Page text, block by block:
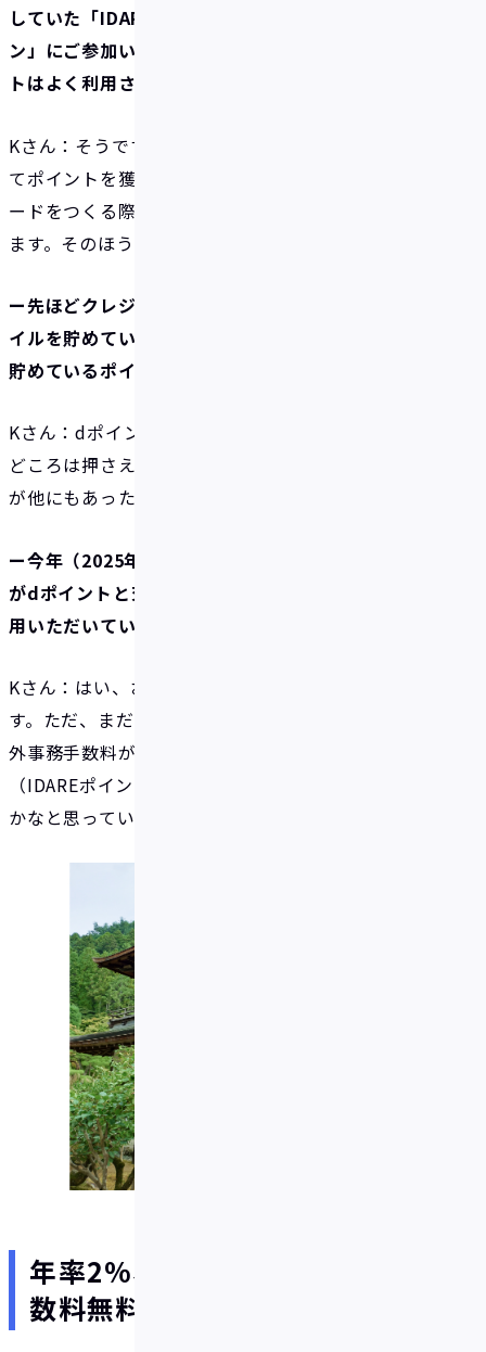
していた「IDAREカード発行手数料無料キャンペー
ン」にご参加いただいた流れですね。ポイントサイ
トはよく利用されているのですか？
Kさん：そうですね。ちょこちょこアンケートに答え
てポイントを獲得したり、あとは新たにクレジットカ
ードをつくる際は必ずポイントサイト経由にしてい
ます。そのほうがおトクですから。
ー先ほどクレジットカード決済のポイント還元でマ
イルを貯めているというお話もありましたが、他に
貯めているポイントはありますか？
Kさん：dポイント、Vポイント、楽天ポイントと大手
どころは押さえています。あと貯まっているポイント
が他にもあった気がしますが。
ー今年（2025年7月）からIDAREのボーナスポイント
がdポイントと交換できるようになりましたが、ご利
用いただいていますか？
Kさん：はい、お知らせが出ていたので確認していま
す。ただ、まだ交換はしていません。私にとっては海
外事務手数料が無料のほうが大きいので、海外で
（IDAREポイントのまま）決済に使ったほうがおトク
かなと思っています。
年率2%ボーナスと海外事務手
数料無料がIDAREの最大の魅力